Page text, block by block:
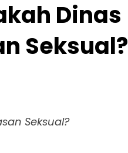
Dinas
Seksual?
Seksual?